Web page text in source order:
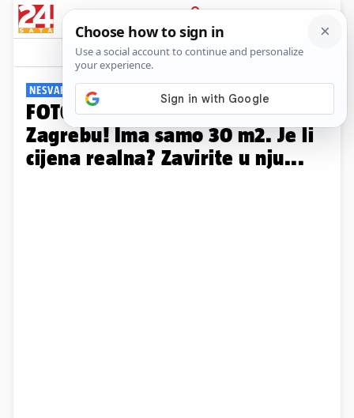
PRIJAVA
Galerija Komentari
NESVAKIDAŠNJA PONUDA
FOTO Neobičnu kućicu prodaju u
Zagrebu! Ima samo 30 m2. Je li
cijena realna? Zavirite u nju...